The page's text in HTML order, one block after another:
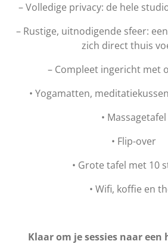
– Volledige privacy: de hele
– Rustige, uitnodigende sfeer:
zich direct thuis
– Compleet ingericht met
• Yogamatten,
• Massagetafel
• Flip-over
• Grote tafel met 10
• Wifi, koffie en
Klaar om je sessies naar een